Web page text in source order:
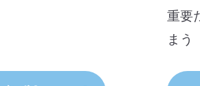
重要
まう